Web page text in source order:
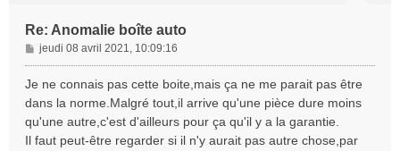
Re: Anomalie boîte auto
M
e
s
g
e
jeudi 08 avril 2021, 10:09:16
Je ne connais pas cette boite,mais ça ne me parait pas être
dans la norme.Malgré tout,il arrive qu'une pièce dure moins
qu'une autre,c'est d'ailleurs pour ça qu'il y a la garantie.
Il faut peut-être regarder si il n'y aurait pas autre chose,par